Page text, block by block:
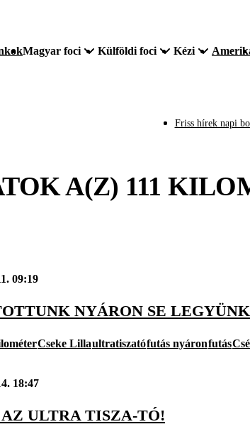
Magyar foci Külföldi foci Kézi
Friss hírek napi
A(Z) 111
09:19
NYÁRON SE
Cseke Lillaultratiszatófutás nyáronfutás
18:47
AZ ULTRA TISZA-TÓ!